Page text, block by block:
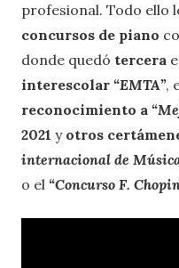
profesional. Todo ello
concursos de piano
donde quedó tercera
interescolar “EMTA”,
reconocimiento a
2021 y otros
internacional de Música
o el “Concurso F.